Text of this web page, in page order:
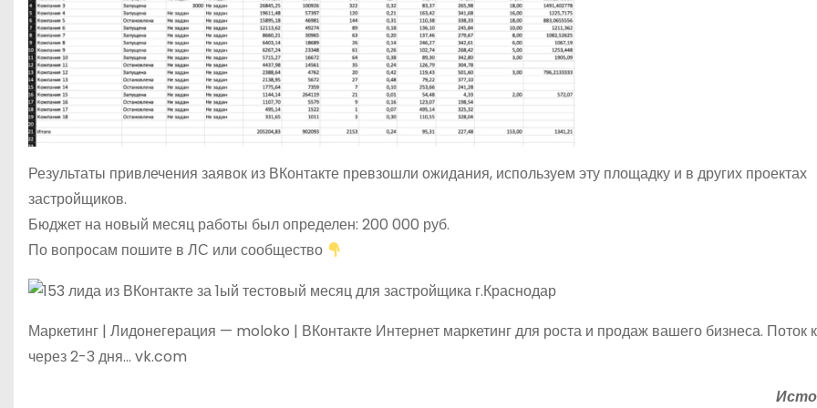
Результаты привлечения заявок из ВКонтакте превзошли ожидания, используем эту площадку и в других проектах
застройщиков.
Бюджет на новый месяц работы был определен: 200 000 руб.
По вопросам пошите в ЛС или сообщество
Маркетинг | Лидонегерация — moloko | ВКонтакте Интернет маркетинг для роста и продаж вашего бизнеса. Поток
через 2-3 дня… vk.com